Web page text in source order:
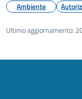
Ambiente
Ultimo aggiornamento: